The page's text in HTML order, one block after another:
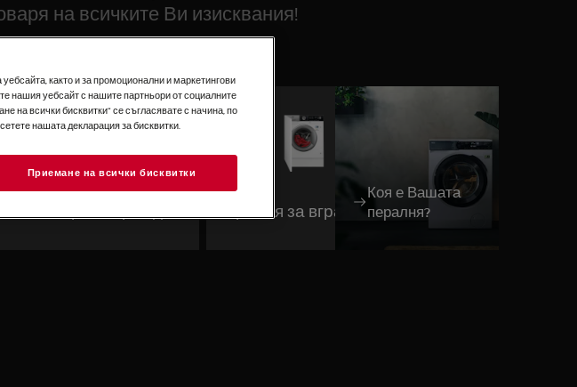
на всичките Ви изисквания!
Пералня за вграждане
Коя е Вашата
пералня?
както и за промоционални и маркетингови
нашия уебсайт с нашите партньори от социалните
на всички бисквитки“ се съгласявате с начина, по
нашата декларация за бисквитки.
Приемане на всички бисквитки